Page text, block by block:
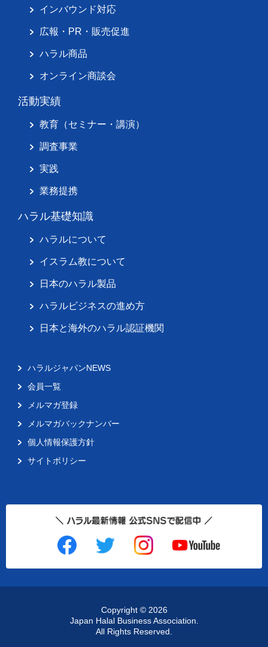
インバウンド対応
広報・PR・販売促進
ハラル商品
オンライン商談会
活動実績
教育（セミナー・講演）
調査事業
実践
業務提携
ハラル基礎知識
ハラルについて
イスラム教について
日本のハラル製品
ハラルビジネスの進め方
日本と海外のハラル認証機関
ハラルジャパンNEWS
会員一覧
メルマガ登録
メルマガバックナンバー
個人情報保護方針
サイトポリシー
Copyright © 2026
Japan Halal Business Association.
All Rights Reserved.